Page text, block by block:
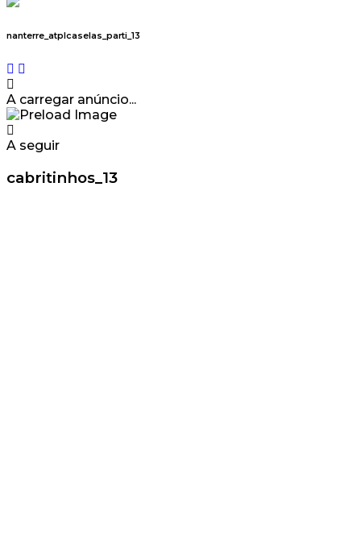
nanterre_atplcaselas_parti_13
A carregar anúncio...
A seguir
cabritinhos_13